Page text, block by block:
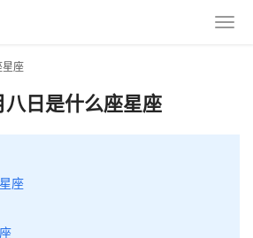
星座
八日是什么座星座
座